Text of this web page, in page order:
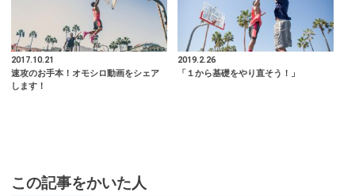
2017.10.21
速攻のお手本！オモシロ動画をシェア
します！
2019.2.26
「１から基礎をやり直そう！」
この記事をかいた人